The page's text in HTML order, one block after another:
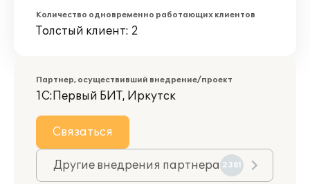
Количество одновременно работающих клиентов
Толстый клиент: 2
Партнер, осуществивший внедрение/проект
1С:Первый БИТ, Иркутск
Связаться
Другие внедрения партнера 2381